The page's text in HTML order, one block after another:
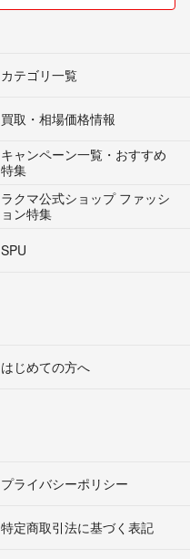
カテゴリ一覧
買取・相場価格情報
キャンペーン一覧・おすすめ
特集
ラクマ公式ショップ ファッシ
ョン特集
SPU
はじめての方へ
プライバシーポリシー
特定商取引法に基づく表記